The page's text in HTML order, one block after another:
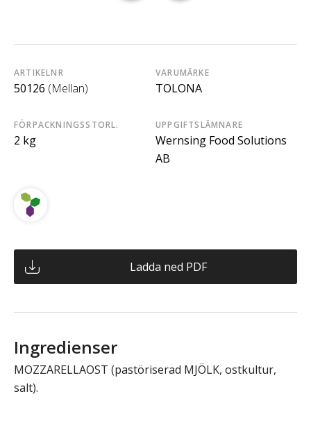
ARTIKELNR
50126 (Mellan)
VARUMÄRKE
TOLONA
FÖRPACKNINGSSTORL.
2 kg
UPPGIFTSLÄMNARE
Wernsing Food Solutions
AB
Ladda ned PDF
Ingredienser
MOZZARELLAOST (pastöriserad MJÖLK, ostkultur,
salt).